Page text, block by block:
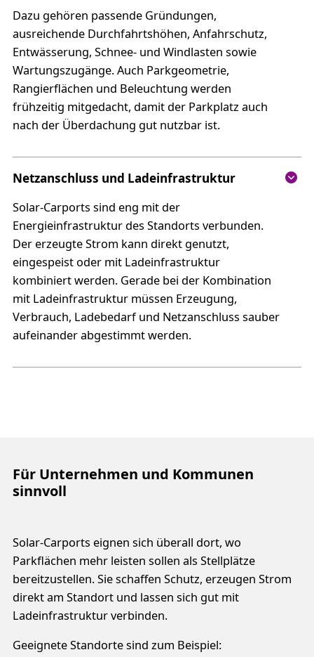
Dazu gehören passende Gründungen,
ausreichende Durchfahrtshöhen, Anfahrschutz,
Entwässerung, Schnee- und Windlasten sowie
Wartungszugänge. Auch Parkgeometrie,
Rangierflächen und Beleuchtung werden
frühzeitig mitgedacht, damit der Parkplatz auch
nach der Überdachung gut nutzbar ist.
Netzanschluss und Ladeinfrastruktur
Solar-Carports sind eng mit der
Energieinfrastruktur des Standorts verbunden.
Der erzeugte Strom kann direkt genutzt,
eingespeist oder mit Ladeinfrastruktur
kombiniert werden. Gerade bei der Kombination
mit Ladeinfrastruktur müssen Erzeugung,
Verbrauch, Ladebedarf und Netzanschluss sauber
aufeinander abgestimmt werden.
Für Unternehmen und Kommunen
sinnvoll
Solar-Carports eignen sich überall dort, wo
Parkflächen mehr leisten sollen als Stellplätze
bereitzustellen. Sie schaffen Schutz, erzeugen Strom
direkt am Standort und lassen sich gut mit
Ladeinfrastruktur verbinden.
Geeignete Standorte sind zum Beispiel: